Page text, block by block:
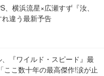
、横浜流星×広瀬すず『汝、
れ違う最新予告
『ワイルド・スピード』最
ここ数十年の最高傑作!涙が止